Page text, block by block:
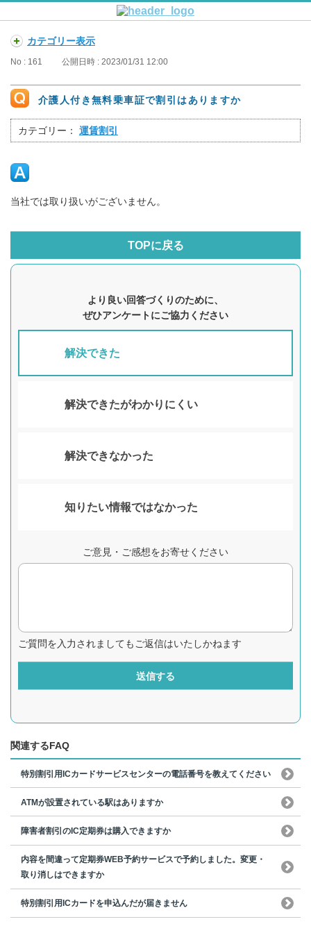
カテゴリー表示
No : 161 公開日時 : 2023/01/31 12:00
介護人付き無料乗車証で割引はありますか
カテゴリー： 運賃割引
当社では取り扱いがございません。
TOPに戻る
より良い回答づくりのために、
ぜひアンケートにご協力ください
解決できた
解決できたがわかりにくい
解決できなかった
知りたい情報ではなかった
ご意見・ご感想をお寄せください
ご質問を入力されましてもご返信はいたしかねます
送信する
関連するFAQ
特別割引用ICカードサービスセンターの電話番号を教えてください
ATMが設置されている駅はありますか
障害者割引のIC定期券は購入できますか
内容を間違って定期券WEB予約サービスで予約しました。変更・
取り消しはできますか
特別割引用ICカードを申込んだが届きません